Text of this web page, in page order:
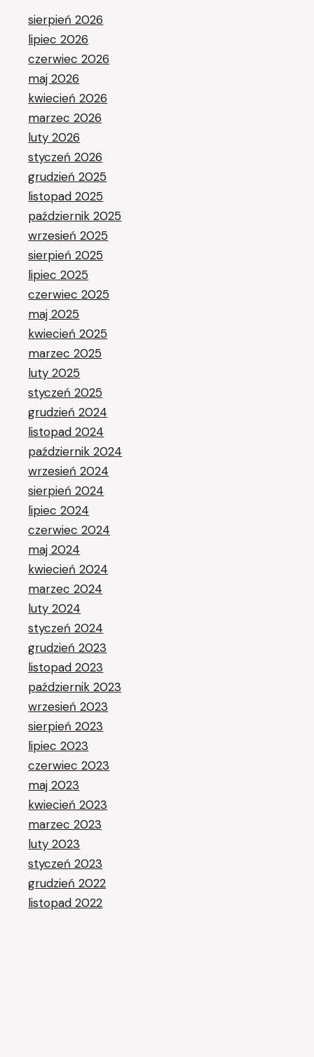
sierpień 2026
lipiec 2026
czerwiec 2026
maj 2026
kwiecień 2026
marzec 2026
luty 2026
styczeń 2026
grudzień 2025
listopad 2025
październik 2025
wrzesień 2025
sierpień 2025
lipiec 2025
czerwiec 2025
maj 2025
kwiecień 2025
marzec 2025
luty 2025
styczeń 2025
grudzień 2024
listopad 2024
październik 2024
wrzesień 2024
sierpień 2024
lipiec 2024
czerwiec 2024
maj 2024
kwiecień 2024
marzec 2024
luty 2024
styczeń 2024
grudzień 2023
listopad 2023
październik 2023
wrzesień 2023
sierpień 2023
lipiec 2023
czerwiec 2023
maj 2023
kwiecień 2023
marzec 2023
luty 2023
styczeń 2023
grudzień 2022
listopad 2022